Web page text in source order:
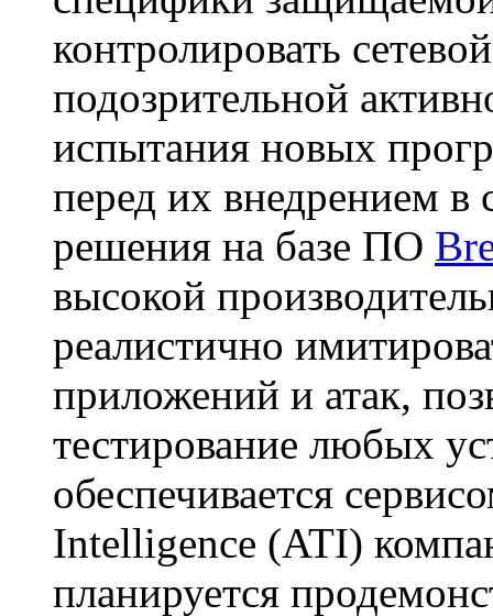
контролировать
подозрительной
испытания новых
перед их внедрением в
решения на базе ПО
высокой
реалистично
приложений и атак,
тестирование любых
обеспечивается
Intelligence (ATI)
планируется